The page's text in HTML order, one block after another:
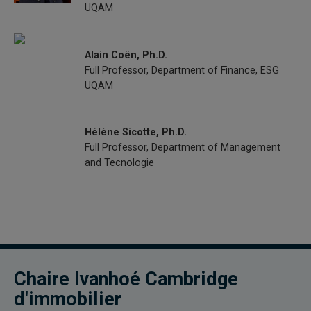
UQAM
Alain Coën, Ph.D.
Full Professor, Department of Finance, ESG
UQAM
Hélène Sicotte, Ph.D.
Full Professor, Department of Management
and Tecnologie
Chaire Ivanhoé Cambridge
d'immobilier